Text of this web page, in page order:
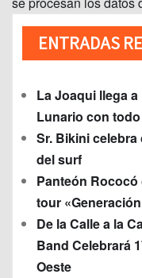
ENTRADAS
La Joaqui llega
Lunario con
Sr. Bikini
del surf
Panteón
tour
De la Calle a la
Band Celebrará
Oeste